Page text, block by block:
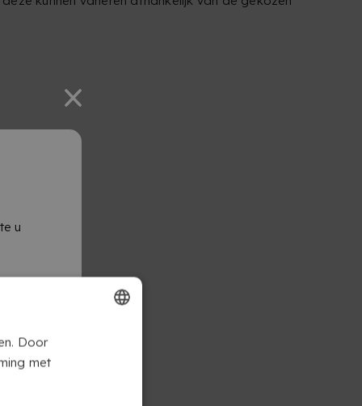
u
Door
met